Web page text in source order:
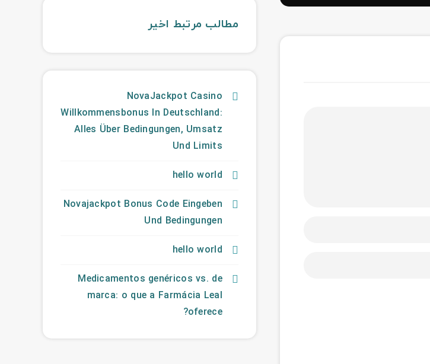
مطالب مرتبط اخیر
NovaJackpot Casino
Willkommensbonus In Deutschland:
Alles Über Bedingungen, Umsatz
Und Limits
hello world
Novajackpot Bonus Code Eingeben
Und Bedingungen
hello world
Medicamentos genéricos vs. de
marca: o que a Farmácia Leal
oferece?